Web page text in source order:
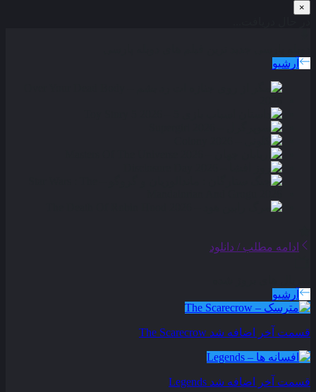
×
آرشیو
ادامه مطلب / دانلود
آرشیو
قسمت آخر اضافه شد The Scarecrow
قسمت آخر اضافه شد Legends